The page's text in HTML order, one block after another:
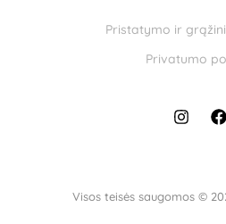
Pristatymo ir
Privatumo
Visos teisės saugomos ©